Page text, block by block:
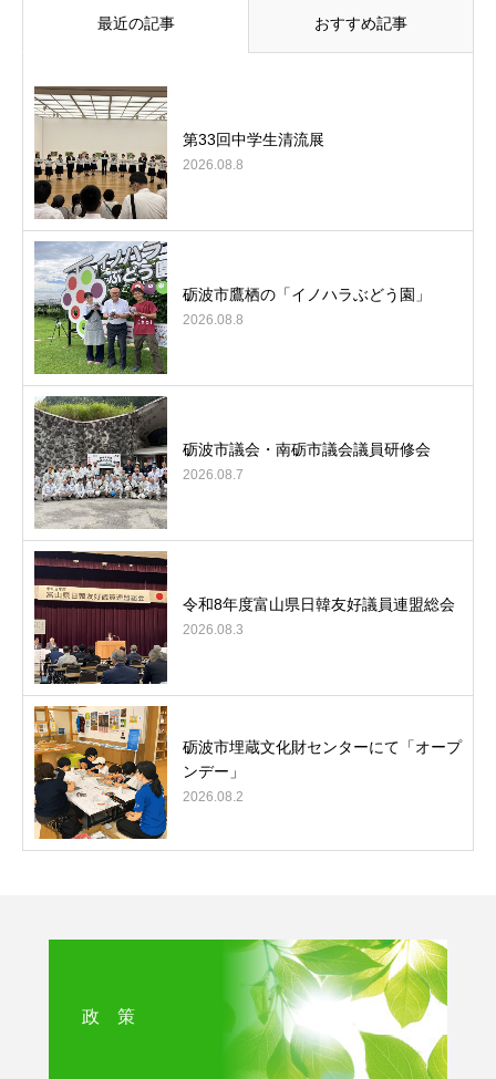
最近の記事 おすすめ記事
第33回中学生清流展
2026.08.8
砺波市鷹栖の「イノハラぶどう園」
2026.08.8
砺波市議会・南砺市議会議員研修会
2026.08.7
令和8年度富山県日韓友好議員連盟総会
2026.08.3
砺波市埋蔵文化財センターにて「オープ
ンデー」
2026.08.2
政 策